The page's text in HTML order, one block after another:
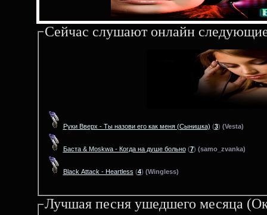
Сейчас слушают онлайн
Руки Вверх - Ты назови его как меня (Сынишка) (3) (Vesta)
Баста & Moskwa - Когда на душе больно (7) (samo_zvanka)
Black Attack - Heartless (4) (Wingless)
Лучшая песня ушедшего месяца